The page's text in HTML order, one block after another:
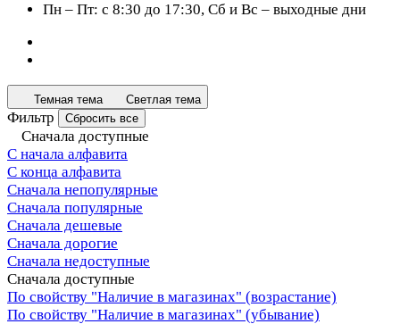
Пн – Пт: c 8:30 до 17:30, Сб и Вс – выходные дни
Темная тема Светлая тема
Фильтр Сбросить все
Сначала доступные
С начала алфавита
С конца алфавита
Сначала непопулярные
Сначала популярные
Сначала дешевые
Сначала дорогие
Сначала недоступные
Сначала доступные
По свойству "Наличие в магазинах" (возрастание)
По свойству "Наличие в магазинах" (убывание)